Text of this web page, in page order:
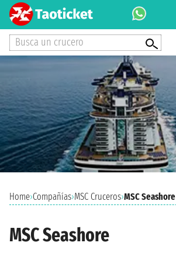
Busca un crucero
Home›Compañías›MSC Cruceros›MSC Seashore
MSC Seashore